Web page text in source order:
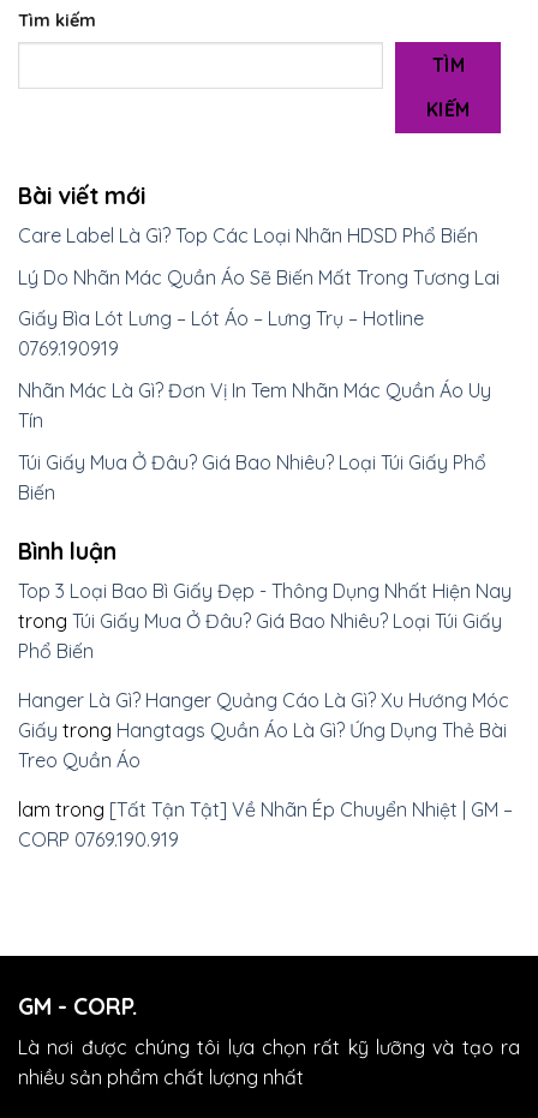
Tìm kiếm
TÌM
KIẾM
Bài viết mới
Care Label Là Gì? Top Các Loại Nhãn HDSD Phổ Biến
Lý Do Nhãn Mác Quần Áo Sẽ Biến Mất Trong Tương Lai
Giấy Bìa Lót Lưng – Lót Áo – Lưng Trụ – Hotline
0769.190919
Nhãn Mác Là Gì? Đơn Vị In Tem Nhãn Mác Quần Áo Uy
Tín
Túi Giấy Mua Ở Đâu? Giá Bao Nhiêu? Loại Túi Giấy Phổ
Biến
Bình luận
Top 3 Loại Bao Bì Giấy Đẹp - Thông Dụng Nhất Hiện Nay
trong Túi Giấy Mua Ở Đâu? Giá Bao Nhiêu? Loại Túi Giấy
Phổ Biến
Hanger Là Gì? Hanger Quảng Cáo Là Gì? Xu Hướng Móc
Giấy trong Hangtags Quần Áo Là Gì? Ứng Dụng Thẻ Bài
Treo Quần Áo
lam trong [Tất Tận Tật] Về Nhãn Ép Chuyển Nhiệt | GM –
CORP 0769.190.919
GM - CORP.
Là nơi được chúng tôi lựa chọn rất kỹ lưỡng và tạo ra
nhiều sản phẩm chất lượng nhất